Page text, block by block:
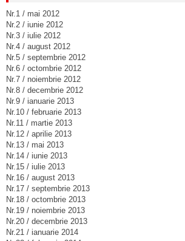
Nr.1 / mai 2012
Nr.2 / iunie 2012
Nr.3 / iulie 2012
Nr.4 / august 2012
Nr.5 / septembrie 2012
Nr.6 / octombrie 2012
Nr.7 / noiembrie 2012
Nr.8 / decembrie 2012
Nr.9 / ianuarie 2013
Nr.10 / februarie 2013
Nr.11 / martie 2013
Nr.12 / aprilie 2013
Nr.13 / mai 2013
Nr.14 / iunie 2013
Nr.15 / iulie 2013
Nr.16 / august 2013
Nr.17 / septembrie 2013
Nr.18 / octombrie 2013
Nr.19 / noiembrie 2013
Nr.20 / decembrie 2013
Nr.21 / ianuarie 2014